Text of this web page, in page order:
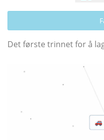
Det første trinnet for å